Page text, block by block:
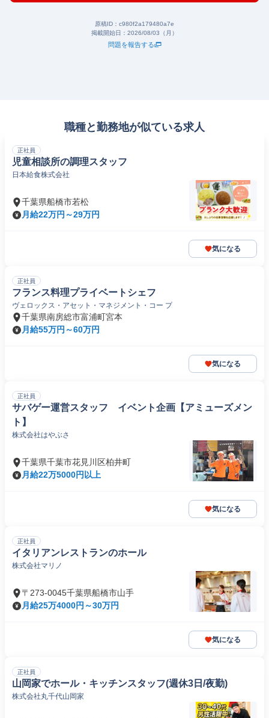
原稿ID： c980f2a179480a7e
掲載開始日： 2026/08/03（月）
問題を報告する
職種と勤務地が似ている求人
正社員
児童相談所の調理スタッフ
日本給食株式会社
千葉県船橋市若松
月給22万円～29万円
気になる
正社員
フランス料理プライベートシェフ
ヴェロックス・アセット・マネジメント・コー プ
千葉県南房総市富浦町宮本
月給55万円～60万円
気になる
正社員
サバゲー運営スタッフ イベント企画【アミューズメン
ト】
株式会社はやぶさ
千葉県千葉市花見川区柏井町
月給22万5000円以上
気になる
正社員
イタリアンレストランのホール
株式会社マリノ
〒273-0045千葉県船橋市山手
月給25万4000円～30万円
気になる
正社員
山岡家でホール・キッチンスタッフ(週休3日/夜勤)
株式会社丸千代山岡家